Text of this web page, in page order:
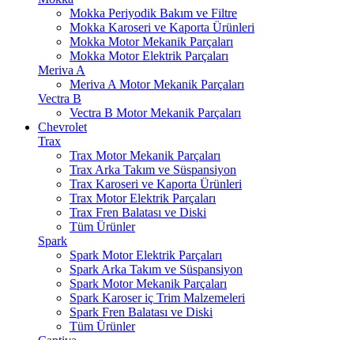
Mokka Periyodik Bakım ve Filtre
Mokka Karoseri ve Kaporta Ürünleri
Mokka Motor Mekanik Parçaları
Mokka Motor Elektrik Parçaları
Meriva A
Meriva A Motor Mekanik Parçaları
Vectra B
Vectra B Motor Mekanik Parçaları
Chevrolet
Trax
Trax Motor Mekanik Parçaları
Trax Arka Takım ve Süspansiyon
Trax Karoseri ve Kaporta Ürünleri
Trax Motor Elektrik Parçaları
Trax Fren Balatası ve Diski
Tüm Ürünler
Spark
Spark Motor Elektrik Parçaları
Spark Arka Takım ve Süspansiyon
Spark Motor Mekanik Parçaları
Spark Karoser iç Trim Malzemeleri
Spark Fren Balatası ve Diski
Tüm Ürünler